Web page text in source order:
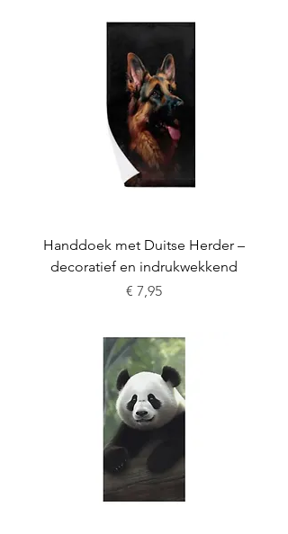
Handdoek met Duitse Herder –
decoratief en indrukwekkend
Prijs
€ 7,95